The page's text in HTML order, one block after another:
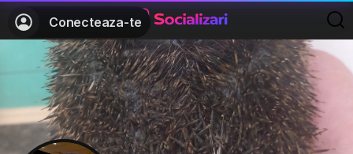
Conecteaza-te